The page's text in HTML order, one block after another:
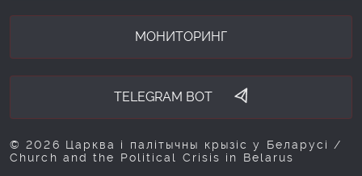
МОНИТОРИНГ
TELEGRAM BOT
© 2026 Царква і палітычны крызіс у Беларусі /
Church and the Political Crisis in Belarus